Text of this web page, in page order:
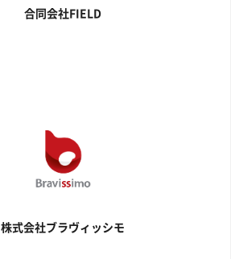
合同会社FIELD
株式会社ブラヴィッシモ